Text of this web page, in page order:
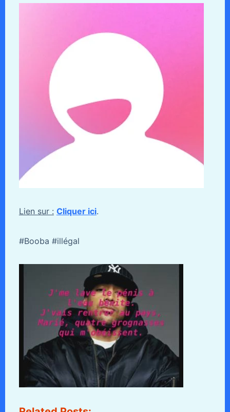
Lien sur : Cliquer ici.
#Booba #illégal